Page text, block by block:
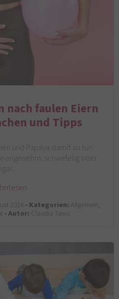
nach faulen Eiern
und Tipps
und Papaya damit zu tun
schwefelig oder
sogar…
2026 •Kategorien: Allgemein,
•Autor: Claudia Tawo